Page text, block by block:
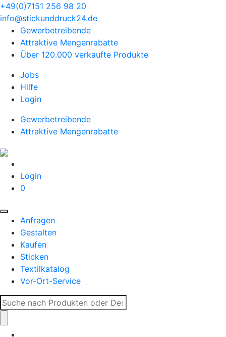
+49(0)7151 256 98 20‬
info@stickunddruck24.de
Gewerbetreibende
Attraktive Mengenrabatte
Über 120.000 verkaufte Produkte
Jobs
Hilfe
Login
Gewerbetreibende
Attraktive Mengenrabatte
Login
0
Anfragen
Gestalten
Kaufen
Sticken
Textilkatalog
Vor-Ort-Service
Suche
nach: